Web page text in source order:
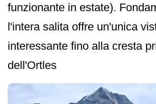
funzionante in estate).
l'intera salita offre un'unica
interessante fino alla cresta
dell'Ortles